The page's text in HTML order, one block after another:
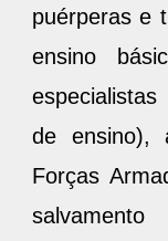
puérperas e
ensino
de ensino),
Forças